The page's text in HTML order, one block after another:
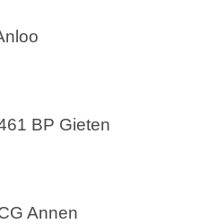
BP Gieten
Annen